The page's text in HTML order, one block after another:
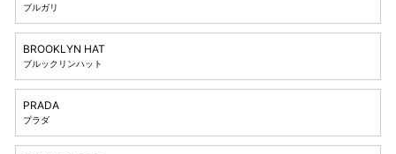
ブルガリ
BROOKLYN HAT
ブルックリンハット
PRADA
プラダ